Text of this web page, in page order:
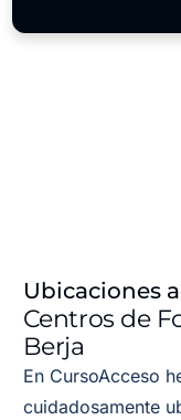
Ubicaciones
Centros de
Berja
En CursoAcceso
cuidadosamente